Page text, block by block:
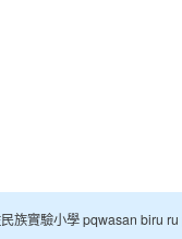
族實驗小學 pqwasan biru